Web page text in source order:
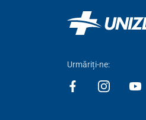
Urmăriți-ne: